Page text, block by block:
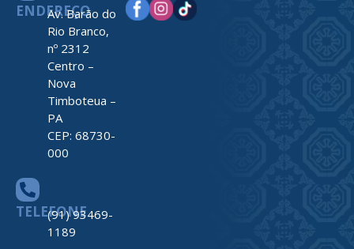
ENDEREÇO
Av. Barão do
Rio Branco,
nº 2312
Centro –
Nova
Timboteua –
PA
CEP: 68730-
000
TELEFONE
(91) 93469-
1189